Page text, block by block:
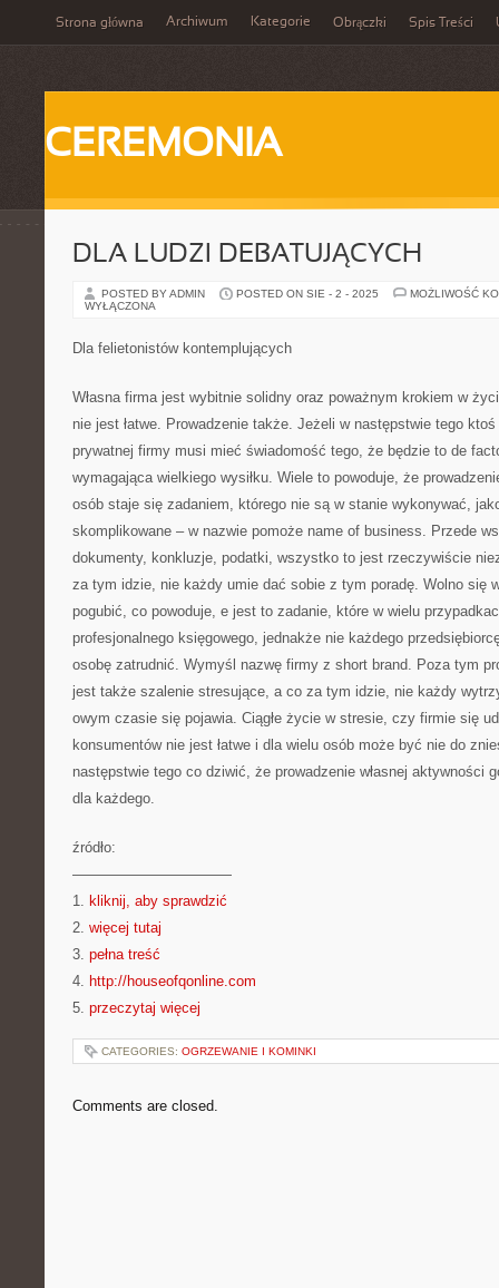
Strona główna Archiwum Kategorie Obrączki Spis Treści
CEREMONIA
DLA LUDZI DEBATUJĄCYCH
POSTED BY ADMIN POSTED ON SIE - 2 - 2025
MOŻLIWOŚĆ
WYŁĄCZONA
Dla felietonistów kontemplujących
Własna firma jest wybitnie solidny oraz poważnym krokiem w
nie jest łatwe. Prowadzenie także. Jeżeli w następstwie tego
prywatnej firmy musi mieć świadomość tego, że będzie to de
wymagająca wielkiego wysiłku. Wiele to powoduje, że
osób staje się zadaniem, którego nie są w stanie wykonywać,
skomplikowane – w nazwie pomoże name of business. Przede
dokumenty, konkluzje, podatki, wszystko to jest rzeczywiście
za tym idzie, nie każdy umie dać sobie z tym poradę. Wolno się
pogubić, co powoduje, e jest to zadanie, które w wielu
profesjonalnego księgowego, jednakże nie każdego
osobę zatrudnić. Wymyśl nazwę firmy z short brand. Poza tym
jest także szalenie stresujące, a co za tym idzie, nie każdy
owym czasie się pojawia. Ciągłe życie w stresie, czy firmie się
konsumentów nie jest łatwe i dla wielu osób może być nie do
następstwie tego co dziwić, że prowadzenie własnej aktywności
dla każdego.
źródło:
———————————
1. kliknij, aby sprawdzić
2. więcej tutaj
3. pełna treść
4. http://houseofqonline.com
5. przeczytaj więcej
CATEGORIES: OGRZEWANIE I KOMINKI
Comments are closed.